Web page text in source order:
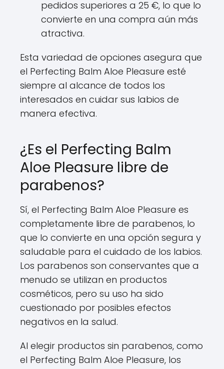
pedidos superiores a 25 €, lo que lo
convierte en una compra aún más
atractiva.
Esta variedad de opciones asegura que
el Perfecting Balm Aloe Pleasure esté
siempre al alcance de todos los
interesados en cuidar sus labios de
manera efectiva.
¿Es el Perfecting Balm
Aloe Pleasure libre de
parabenos?
Sí, el Perfecting Balm Aloe Pleasure es
completamente libre de parabenos, lo
que lo convierte en una opción segura y
saludable para el cuidado de los labios.
Los parabenos son conservantes que a
menudo se utilizan en productos
cosméticos, pero su uso ha sido
cuestionado por posibles efectos
negativos en la salud.
Al elegir productos sin parabenos, como
el Perfecting Balm Aloe Pleasure, los